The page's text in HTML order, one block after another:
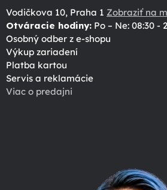
Vodičkova 10, Praha 1 Zobraziť na
Otváracie hodiny: Po – Ne: 08:30 -
Osobný odber z e-shopu
Výkup zariadení
Platba kartou
Servis a reklamácie
Viac o predajni